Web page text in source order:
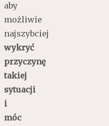
aby
możliwie
najszybciej
wykryć
przyczynę
takiej
sytuacji
i
móc